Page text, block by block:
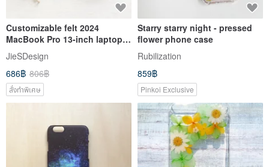
Customizable felt 2024
MacBook Pro 13-inch laptop
bag computer bag 001LG
JieSDesign
686฿ 806฿
สั่งทำพิเศษ
Starry starry night - pressed
flower phone case
Rubilization
859฿
Pinkoi Exclusive